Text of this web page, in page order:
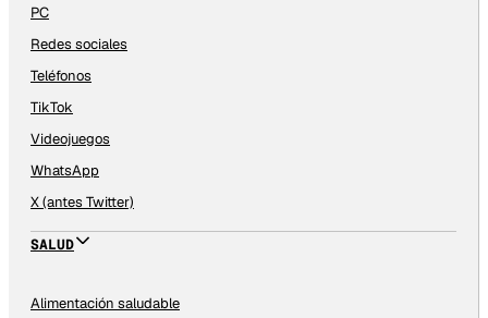
PC
Redes sociales
Teléfonos
TikTok
Videojuegos
WhatsApp
X (antes Twitter)
SALUD
Alimentación saludable